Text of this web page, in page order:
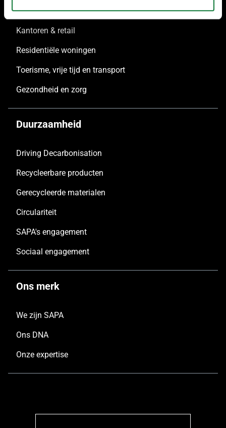
Collectief wonen
Kantoren & retail
Residentiële woningen
Toerisme, vrije tijd en transport
Gezondheid en zorg
Duurzaamheid
Driving Decarbonisation
Recycleerbare producten
Gerecycleerde materialen
Circulariteit
SAPA's engagement
Sociaal engagement
Ons merk
We zijn SAPA
Ons DNA
Onze expertise